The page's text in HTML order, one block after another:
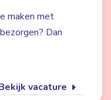
maken met
Dan
vacature